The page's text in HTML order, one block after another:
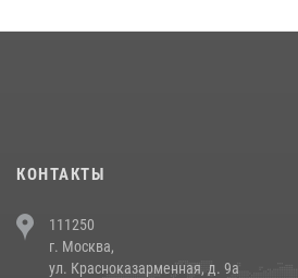
напавших на бригаду скорой помощи (видео)
14 июля 2026, 12:20
КОНТАКТЫ
111250
г. Москва,
ул. Красноказарменная, д. 9а